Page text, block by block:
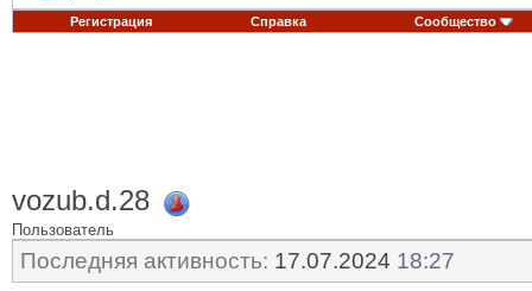
Регистрация Справка Сообщество
vozub.d.28
Пользователь
Последняя активность: 17.07.2024 18:27